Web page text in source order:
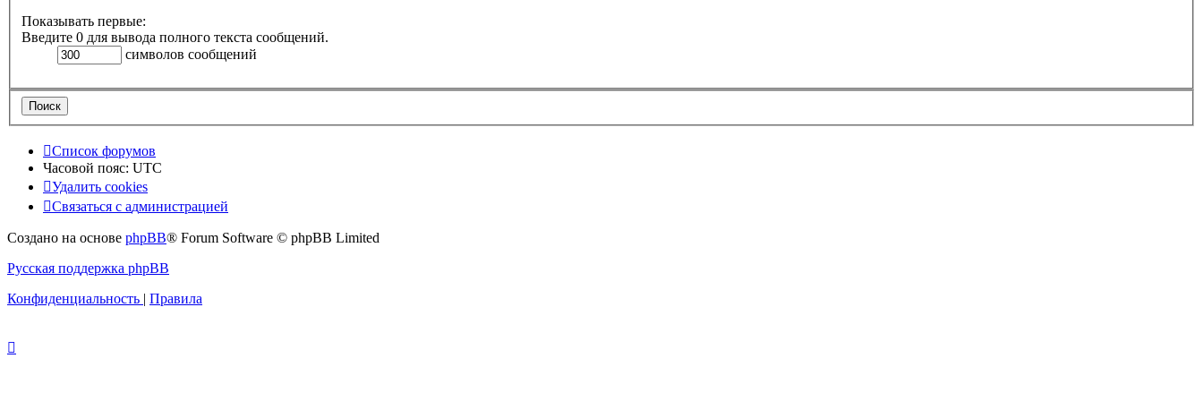
Показывать первые:
Введите 0 для вывода полного текста сообщений.
символов сообщений
Список форумов
Часовой пояс: UTC
Удалить cookies
Связаться
администрацией
Связаться с администрацией
Создано на основе phpBB® Forum Software © phpBB Limited
Русская поддержка phpBB
Конфиденциальность | Правила